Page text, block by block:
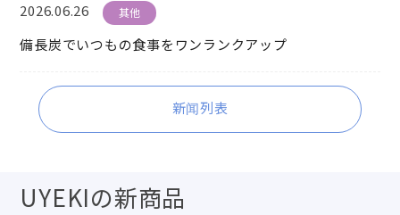
2026.06.26 其他
備長炭でいつもの食事をワンランクアップ
新闻列表
UYEKIの新商品